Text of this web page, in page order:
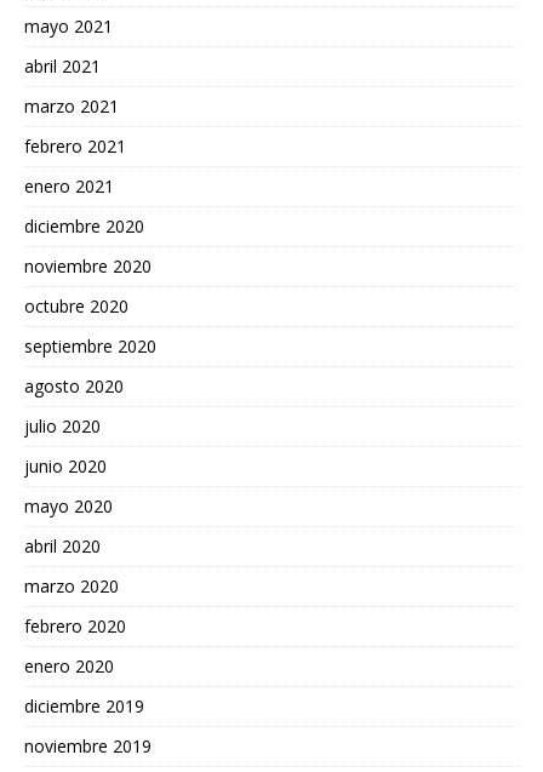
mayo 2021
abril 2021
marzo 2021
febrero 2021
enero 2021
diciembre 2020
noviembre 2020
octubre 2020
septiembre 2020
agosto 2020
julio 2020
junio 2020
mayo 2020
abril 2020
marzo 2020
febrero 2020
enero 2020
diciembre 2019
noviembre 2019